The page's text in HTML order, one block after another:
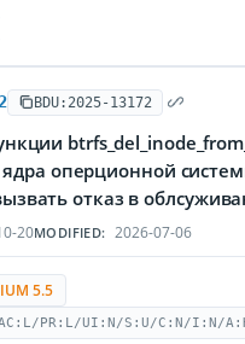
BDU:2025-13172
оперционной
отказ в
20MODIFIED: 2026-07-06
5.5
PR:L/UI:N/S:U/C:N/I:N/